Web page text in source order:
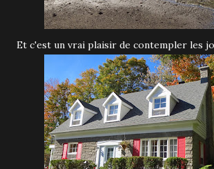
Et c'est un vrai plaisir de contempler les